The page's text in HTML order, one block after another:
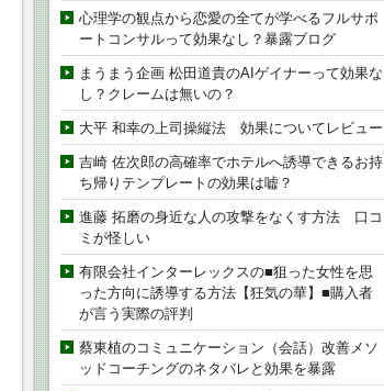
心理学の観点から恋愛の全てが学べるフルサポ
ートコンサルって効果なし？暴露ブログ
まうまう企画 松田道貴のAIゲイナーって効果な
し？クレームは無いの？
大平 和幸の上司操縦法 効果についてレビュー
吉崎 佐次郎の高確率でホテルへ誘導できるお持
ち帰りテンプレートの効果は嘘？
進藤 拓磨の身近な人の攻撃をなくす方法 口コ
ミが怪しい
有限会社インターレックスの■狙った女性を思
った方向に誘導する方法【狂気の華】■購入者
が言う実際の評判
蔡東植のコミュニケーション（会話）改善メソ
ッドコーチングのネタバレと効果を暴露